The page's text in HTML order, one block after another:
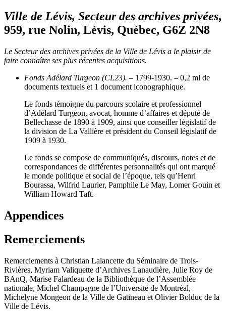
Ville de Lévis, Secteur des archives privées,
959, rue Nolin, Lévis, Québec, G6Z 2N8
Le Secteur des archives privées de la Ville de Lévis a le plaisir de
faire connaître ses plus récentes acquisitions.
Fonds Adélard Turgeon (CL23). – 1799-1930. – 0,2 ml de
documents textuels et 1 document iconographique.
Le fonds témoigne du parcours scolaire et professionnel
d’Adélard Turgeon, avocat, homme d’affaires et député de
Bellechasse de 1890 à 1909, ainsi que conseiller législatif de
la division de La Vallière et président du Conseil législatif de
1909 à 1930.
Le fonds se compose de communiqués, discours, notes et de
correspondances de différentes personnalités qui ont marqué
le monde politique et social de l’époque, tels qu’Henri
Bourassa, Wilfrid Laurier, Pamphile Le May, Lomer Gouin et
William Howard Taft.
Appendices
Remerciements
Remerciements à Christian Lalancette du Séminaire de Trois-
Rivières, Myriam Valiquette d’Archives Lanaudière, Julie Roy de
BAnQ, Marise Falardeau de la Bibliothèque de l’Assemblée
nationale, Michel Champagne de l’Université de Montréal,
Michelyne Mongeon de la Ville de Gatineau et Olivier Bolduc de la
Ville de Lévis.